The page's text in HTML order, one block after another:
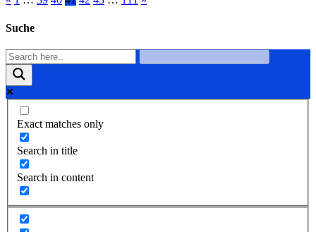
Suche
Exact matches only
Search in title
Search in content